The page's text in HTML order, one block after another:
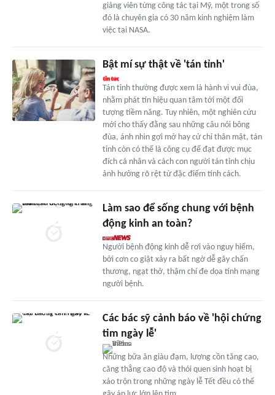
giảng viên từng công tác tại Mỹ, một trong số
đó là chuyên gia có 30 năm kinh nghiệm làm
việc tại NASA.
Bật mí sự thật về 'tán tỉnh'
Tán tỉnh thường được xem là hành vi vui đùa,
nhằm phát tín hiệu quan tâm tới một đối
tượng tiềm năng. Tuy nhiên, một nghiên cứu
mới cho thấy đằng sau những câu nói bông
đùa, ánh nhìn gợi mở hay cử chỉ thân mật, tán
tỉnh còn có thể là công cụ để đạt được mục
đích cá nhân và cách con người tán tỉnh chịu
ảnh hưởng rõ rệt từ đặc điểm tính cách.
Làm sao để sống chung với bệnh
động kinh an toàn?
Người bệnh động kinh dễ rơi vào nguy hiểm,
bởi cơn co giật xảy ra bất ngờ dễ gây chấn
thương, ngạt thở, thậm chí đe dọa tính mạng
người bệnh.
Các bác sỹ cảnh báo về 'hội chứng
tim ngày lễ'
Những bữa ăn giàu đạm, lượng cồn tăng cao,
căng thẳng cao độ và thói quen sinh hoạt bị
xáo trộn trong những ngày lễ Tết đều có thể